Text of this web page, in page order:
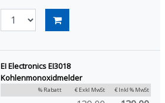
EI Electronics EI3018
Kohlenmonoxidmelder
% Rabatt € Exkl MwSt € Inkl % MwSt